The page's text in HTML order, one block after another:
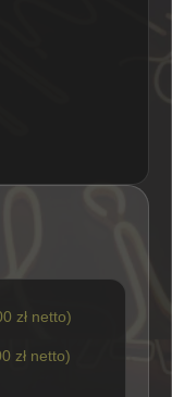
zł netto)
zł netto)